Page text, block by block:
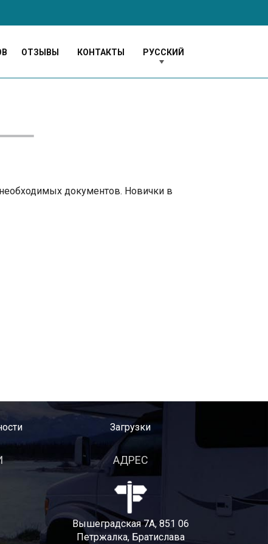
ОТЗЫВЫ КОНТАКТЫ РУССКИЙ
документов. Новички в
Загрузки
АДРЕС
Вышеградская 7A, 851 06
Петржалка, Братислава